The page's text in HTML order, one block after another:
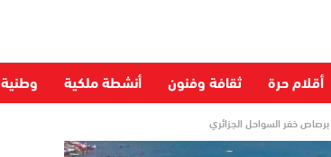
أقلام حرة ثقافة وفنون أنشطة ملكية وطنية
خفر السواحل الجزائري